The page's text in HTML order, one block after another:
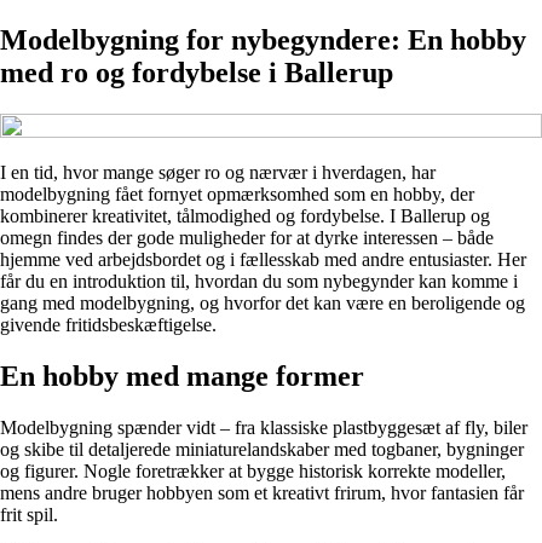
Modelbygning for nybegyndere: En hobby
med ro og fordybelse i Ballerup
I en tid, hvor mange søger ro og nærvær i hverdagen, har
modelbygning fået fornyet opmærksomhed som en hobby, der
kombinerer kreativitet, tålmodighed og fordybelse. I Ballerup og
omegn findes der gode muligheder for at dyrke interessen – både
hjemme ved arbejdsbordet og i fællesskab med andre entusiaster. Her
får du en introduktion til, hvordan du som nybegynder kan komme i
gang med modelbygning, og hvorfor det kan være en beroligende og
givende fritidsbeskæftigelse.
En hobby med mange former
Modelbygning spænder vidt – fra klassiske plastbyggesæt af fly, biler
og skibe til detaljerede miniaturelandskaber med togbaner, bygninger
og figurer. Nogle foretrækker at bygge historisk korrekte modeller,
mens andre bruger hobbyen som et kreativt frirum, hvor fantasien får
frit spil.